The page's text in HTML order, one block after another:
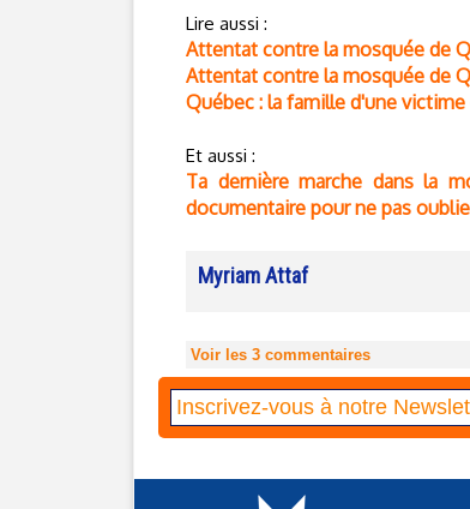
Lire aussi :
Attentat contre la mosquée de
Attentat contre la mosquée de
Québec : la famille d'une
Et aussi :
Ta dernière marche dans la
documentaire pour ne pas
Myriam Attaf
Voir les 3 commentaires